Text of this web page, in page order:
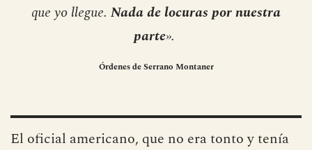
que yo llegue. Nada de locuras por nuestra
parte».
Órdenes de Serrano Montaner
El oficial americano, que no era tonto y tenía